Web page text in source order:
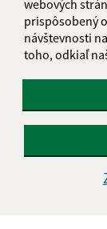
webových
prispôsobený
návštevnosti
toho, odkiaľ